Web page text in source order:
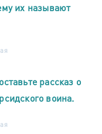
их называют
рассказ о
воина.